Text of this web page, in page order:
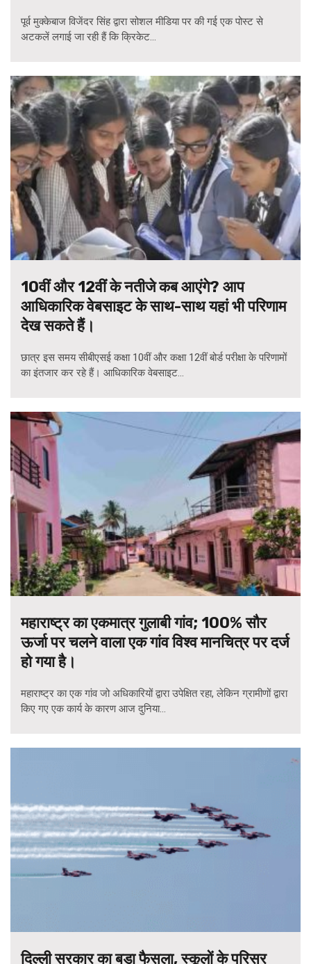
पूर्व मुक्केबाज विजेंदर सिंह द्वारा सोशल मीडिया पर की गई एक पोस्ट से
अटकलें लगाई जा रही हैं कि क्रिकेट...
10वीं और 12वीं के नतीजे कब आएंगे? आप
आधिकारिक वेबसाइट के साथ-साथ यहां भी परिणाम
देख सकते हैं।
छात्र इस समय सीबीएसई कक्षा 10वीं और कक्षा 12वीं बोर्ड परीक्षा के परिणामों
का इंतजार कर रहे हैं। आधिकारिक वेबसाइट...
महाराष्ट्र का एकमात्र गुलाबी गांव; 100% सौर
ऊर्जा पर चलने वाला एक गांव विश्व मानचित्र पर दर्ज
हो गया है।
महाराष्ट्र का एक गांव जो अधिकारियों द्वारा उपेक्षित रहा, लेकिन ग्रामीणों द्वारा
किए गए एक कार्य के कारण आज दुनिया...
दिल्ली सरकार का बड़ा फैसला, स्कूलों के परिसर